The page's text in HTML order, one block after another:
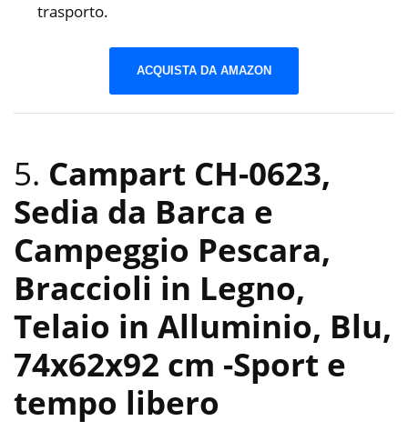
trasporto.
ACQUISTA DA AMAZON
5. Campart CH-0623,
Sedia da Barca e
Campeggio Pescara,
Braccioli in Legno,
Telaio in Alluminio, Blu,
74x62x92 cm -Sport e
tempo libero